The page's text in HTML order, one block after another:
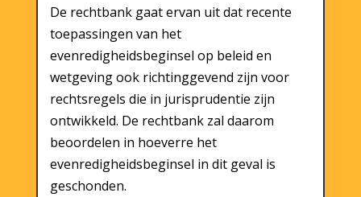
De rechtbank gaat ervan uit dat recente
toepassingen van het
evenredigheidsbeginsel op beleid en
wetgeving ook richtinggevend zijn voor
rechtsregels die in jurisprudentie zijn
ontwikkeld. De rechtbank zal daarom
beoordelen in hoeverre het
evenredigheidsbeginsel in dit geval is
geschonden.